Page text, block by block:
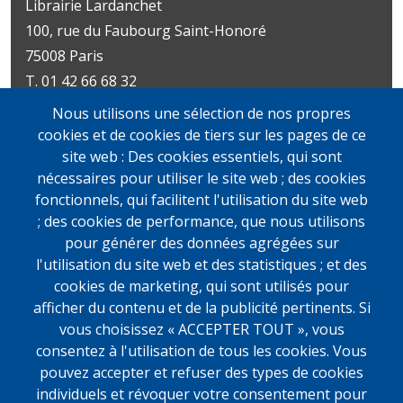
Librairie Lardanchet
100, rue du Faubourg Saint-Honoré
75008 Paris
T. 01 42 66 68 32
Métro : Miromesnil | St-Philippe-du-Roule
Livres d’art
Du mardi au vendredi
10h-19h
samedi
11h-13h et 14h-19h
Livres et documents
précieux
Lundi sur rendez-vous
Du mardi au vendredi
10h-19h
samedi
11h-13h et 14h-19h
Nous utilisons une sélection de nos propres
cookies et de cookies de tiers sur les pages de ce
site web : Des cookies essentiels, qui sont
nécessaires pour utiliser le site web ; des cookies
fonctionnels, qui facilitent l'utilisation du site web
; des cookies de performance, que nous utilisons
pour générer des données agrégées sur
l'utilisation du site web et des statistiques ; et des
cookies de marketing, qui sont utilisés pour
afficher du contenu et de la publicité pertinents. Si
vous choisissez « ACCEPTER TOUT », vous
consentez à l'utilisation de tous les cookies. Vous
pouvez accepter et refuser des types de cookies
individuels et révoquer votre consentement pour